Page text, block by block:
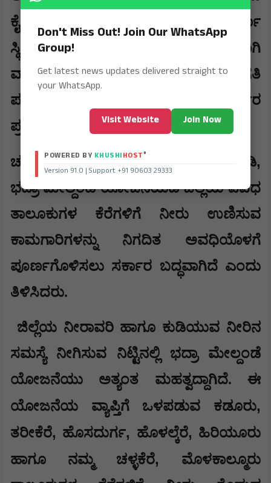
ಕೈಗೊಳ್ಳಲಾಗುವುದು. ಯೋಜನೆ ಪೂರ್ಣ
ಸ್ಥಿತಿಗತಿಗಳನ್ನು ತಿಳಿದು ಕೊಳ್ಳೂವ ಸಲುವಾಗಿ
ವಾರದ ಒಳಗೆ ಅಧಿಕಾರಿಗಳೊಂದಿಗೆ ಪ್ರಗತಿ
ಪರಿಶೀಲನಾ ಸಭೆ ನಡೆಸುವುದಾಗಿ ಪತ್ರಕರ್ತರ
ಪ್ರಶ್ನೆಗೆ ಸಚಿವ ರಾಮಲಿಂಗಾರೆಡ್ಡಿ ಉತ್ತರಿಸಿದರು.
ಚಳ್ಳಕೆರೆ ಶಾಸಕ ಟಿ.ರಘುಮೂರ್ತಿ ಮಾತನಾಡಿ,
ಭದ್ರಾ ಮೇಲ್ದಂಡೆ ಯೋಜನೆಯಡಿ ಜಿಲ್ಲೆಯ ವಿವಿಧ
ತಾಲೂಕುಗಳ ಕೆರೆಗಳಿಗೆ ನೀರು ಉಣಿಸುವ
ಕಾಮಗಾರಿಗಳನ್ನು ನಿಗದಿತ ಅವಧಿಯೊಳಗೆ
ಪೂರ್ಣಗೊಳಿಸಲು ಸರ್ಕಾರ ಬದ್ಧವಾಗಿದೆ ಎಂದು
ತಿಳಿಸಿದರು.
ಜಿಲ್ಲೆಯ ನೀರಾವರಿ ಹಾಗೂ ಕುಡಿಯುವ ನೀರಿನ
ಸಮಸ್ಯೆ ನೀಗಿಸುವ ನಿಟ್ಟಿನಲ್ಲಿ ಭದ್ರಾ ಮೇಲ್ದಂಡೆ
ಯೋಜನೆಯು ಅತ್ಯಂತ ಮಹತ್ವದ್ದಾಗಿದೆ. ಈ
ಯೋಜನೆಯ ವ್ಯಾಪ್ತಿಗೆ ಒಳಪಡುವ ಕಡೂರು,
ತರೀಕೆರೆ, ಹೊಸದುರ್ಗ, ಹೊಳಲ್ಕೆರೆ, ಹಿರಿಯೂರು
ಹಾಗೂ ನಮ್ಮ ಚಳ್ಳಕೆರೆ, ಮೊಳಕಾಲ್ಮೂರು
Don't Miss Out! Join Our WhatsApp
Group!
Get latest news updates delivered straight to
your WhatsApp.
Visit Website Join Now
POWERED BY KHUSHIHOST®
Version 91.0 | Support +91 90603 29333